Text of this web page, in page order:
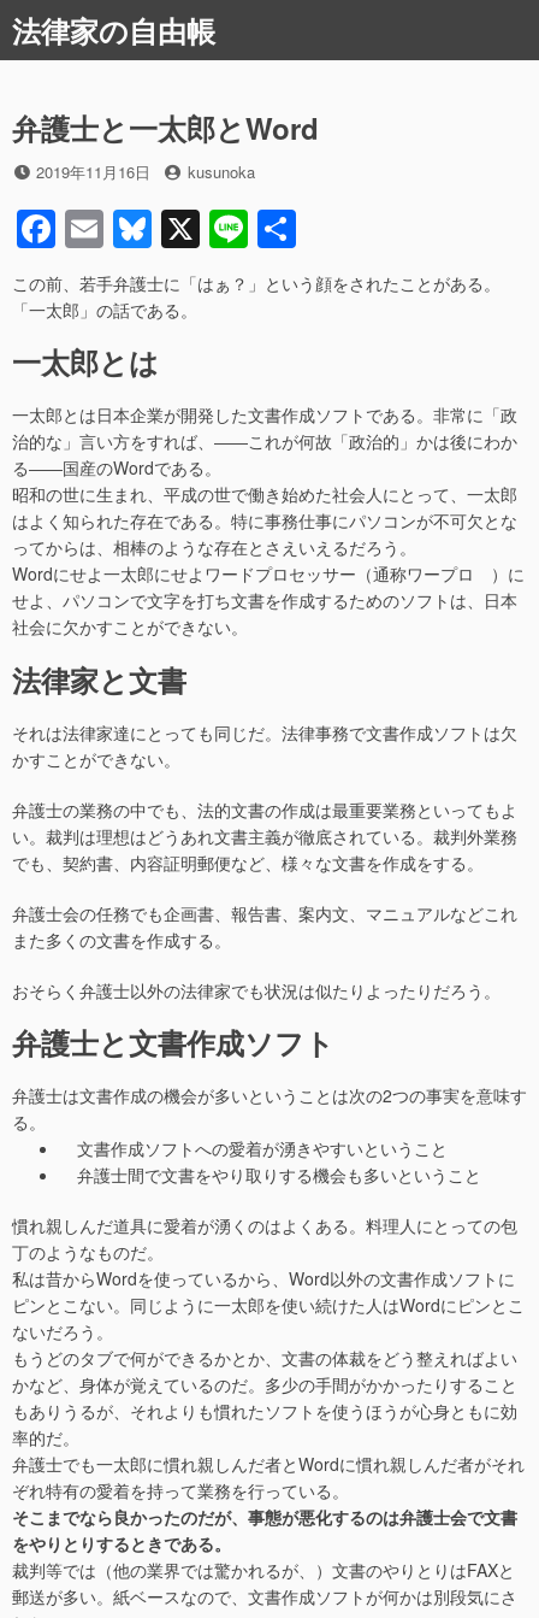
ン
テ
へ
ス
法律家の自由帳
弁護士と一太郎とWord
投
日
2019年11月16日
投
者
kusunoka
F
a
c
e
b
o
o
k
E
m
ail
Bl
u
e
sk
y
X Li
n
e
有
この前、若手弁護士に「はぁ？」という顔をされたことがある。
「一太郎」の話である。
一太郎とは
一太郎とは日本企業が開発した文書作成ソフトである。非常に「政
治的な」言い方をすれば、――これが何故「政治的」かは後にわか
る――国産のWordである。
昭和の世に生まれ、平成の世で働き始めた社会人にとって、一太郎
はよく知られた存在である。特に事務仕事にパソコンが不可欠とな
ってからは、相棒のような存在とさえいえるだろう。
Wordにせよ一太郎にせよワードプロセッサー（通称ワープロ ）に
せよ、パソコンで文字を打ち文書を作成するためのソフトは、日本
社会に欠かすことができない。
法律家と文書
それは法律家達にとっても同じだ。法律事務で文書作成ソフトは欠
かすことができない。
弁護士の業務の中でも、法的文書の作成は最重要業務といってもよ
い。裁判は理想はどうあれ文書主義が徹底されている。裁判外業務
でも、契約書、内容証明郵便など、様々な文書を作成をする。
弁護士会の任務でも企画書、報告書、案内文、マニュアルなどこれ
また多くの文書を作成する。
おそらく弁護士以外の法律家でも状況は似たりよったりだろう。
弁護士と文書作成ソフト
弁護士は文書作成の機会が多いということは次の2つの事実を意味す
る。
文書作成ソフトへの愛着が湧きやすいということ
弁護士間で文書をやり取りする機会も多いということ
慣れ親しんだ道具に愛着が湧くのはよくある。料理人にとっての包
丁のようなものだ。
私は昔からWordを使っているから、Word以外の文書作成ソフトに
ピンとこない。同じように一太郎を使い続けた人はWordにピンとこ
ないだろう。
もうどのタブで何ができるかとか、文書の体裁をどう整えればよい
かなど、身体が覚えているのだ。多少の手間がかかったりすること
もありうるが、それよりも慣れたソフトを使うほうが心身ともに効
率的だ。
弁護士でも一太郎に慣れ親しんだ者とWordに慣れ親しんだ者がそれ
ぞれ特有の愛着を持って業務を行っている。
そこまでなら良かったのだが、事態が悪化するのは弁護士会で文書
をやりとりするときである。
裁判等では（他の業界では驚かれるが、）文書のやりとりはFAXと
郵送が多い。紙ベースなので、文書作成ソフトが何かは別段気にさ